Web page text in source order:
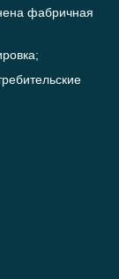
фабричная